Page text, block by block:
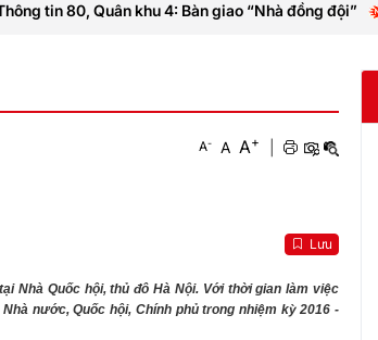
80, Quân khu 4: Bàn giao “Nhà đồng đội”
A- A A+
Lưu
Nhà Quốc hội, thủ đô Hà Nội. Với thời gian làm việc
nước, Quốc hội, Chính phủ trong nhiệm kỳ 2016 -